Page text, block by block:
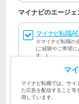
マイナビのエージェ
マイナビ転職
※マイナビ転職の
(ご経験やご希望に
す。)
会員登録には マイ
会員規約、マイナ
個人情報の取り扱い
マ
マイナビ転職では、サイ
た広告を配信すること等
用しています。